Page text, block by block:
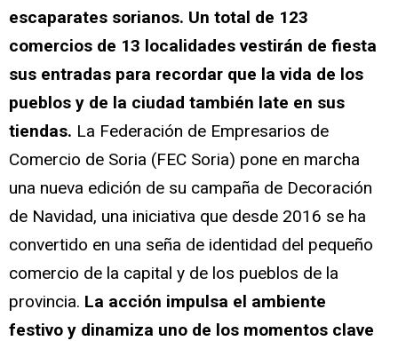
escaparates sorianos. Un total de 123
comercios de 13 localidades vestirán de fiesta
sus entradas para recordar que la vida de los
pueblos y de la ciudad también late en sus
tiendas. La Federación de Empresarios de
Comercio de Soria (FEC Soria) pone en marcha
una nueva edición de su campaña de Decoración
de Navidad, una iniciativa que desde 2016 se ha
convertido en una seña de identidad del pequeño
comercio de la capital y de los pueblos de la
provincia. La acción impulsa el ambiente
festivo y dinamiza uno de los momentos clave